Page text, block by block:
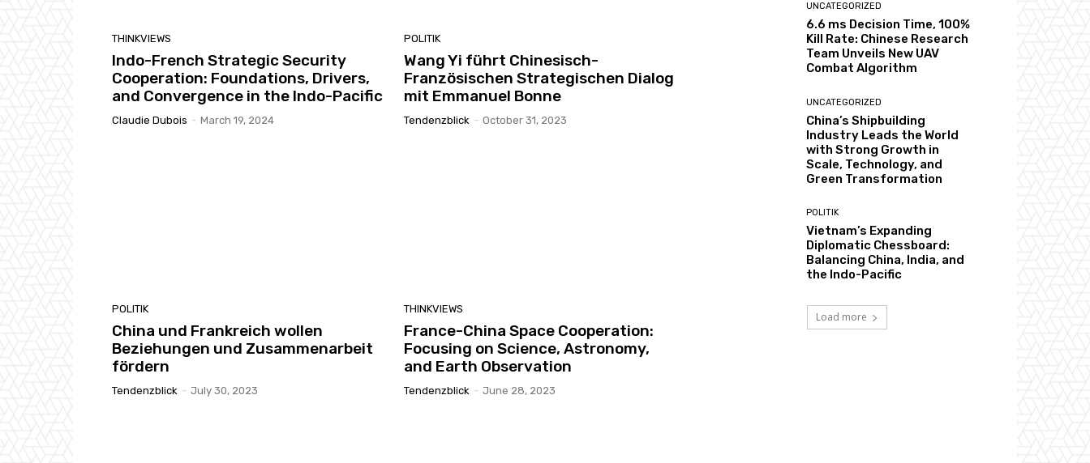
THINKVIEWS
Indo-French Strategic Security
Cooperation: Foundations, Drivers,
and Convergence in the Indo-Pacific
Claudie Dubois - March 19, 2024
POLITIK
Wang Yi führt Chinesisch-
Französischen Strategischen Dialog
mit Emmanuel Bonne
Tendenzblick - October 31, 2023
POLITIK
China und Frankreich wollen
Beziehungen und Zusammenarbeit
fördern
Tendenzblick - July 30, 2023
THINKVIEWS
France-China Space Cooperation:
Focusing on Science, Astronomy,
and Earth Observation
Tendenzblick - June 28, 2023
UNCATEGORIZED
6.6 ms Decision Time, 100%
Kill Rate: Chinese Research
Team Unveils New UAV
Combat Algorithm
UNCATEGORIZED
China’s Shipbuilding
Industry Leads the World
with Strong Growth in
Scale, Technology, and
Green Transformation
POLITIK
Vietnam’s Expanding
Diplomatic Chessboard:
Balancing China, India, and
the Indo-Pacific
Load more